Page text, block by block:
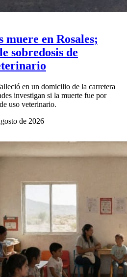
muere en Rosales;
sobredosis de
en un domicilio de la carretera
investigan si la muerte fue por
uso veterinario.
de 2026